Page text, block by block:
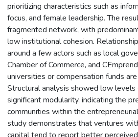
prioritizing characteristics such as
focus, and female leadership. The
fragmented network, with
low institutional cohesion.
around a few actors such as local
Chamber of Commerce, and
universities or compensation funds
Structural analysis showed low levels
significant modularity, indicating the
communities within the
study demonstrates that ventures